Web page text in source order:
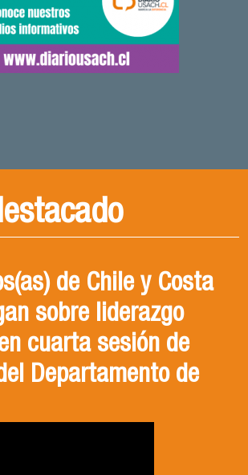
de Chile y Costa
sobre liderazgo
cuarta sesión de
Departamento de